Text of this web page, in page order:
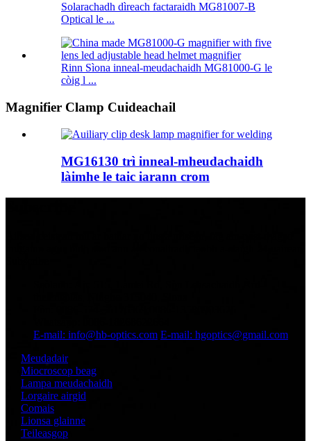
Solarachadh dìreach factaraidh MG81007-B
Optical le ...
Rinn Sìona inneal-meudachaidh MG81000-G le
còig l ...
Magnifier Clamp Cuideachail
MG16130 trì inneal-mheudachaidh
làimhe le taic iarann ​​​​crom
E-mail: info@hb-optics.com E-mail: hgoptics@gmail.com
Meudadair
Miocroscop beag
Lampa meudachaidh
Lorgaire airgid
Comais
Lionsa glainne
Teileasgop